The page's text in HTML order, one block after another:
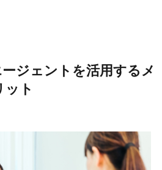
ジェントを活用するメ
ット